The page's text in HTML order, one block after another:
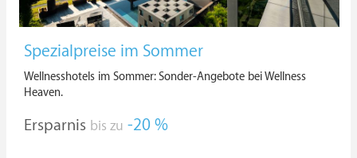
Spezialpreise im Sommer
Wellnesshotels im Sommer: Sonder-Angebote bei Wellness
Heaven.
Ersparnis bis zu -20 %